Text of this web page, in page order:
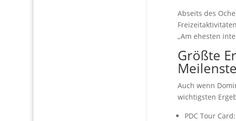
Abseits des
„Am ehesten
Größte
Auch wenn
wichtigsten
PDC Tour